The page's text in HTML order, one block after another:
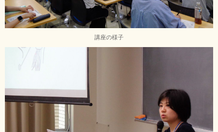
講座の様子